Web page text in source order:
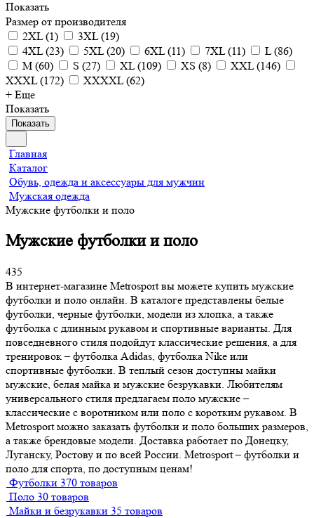
Показать
Размер от производителя
2XL(1) 3XL(19)
4XL(23) 5XL(20) 6XL(11) 7XL(11) L(86)
M (60) S (27) XL(109) XS (8) XXL(146)
XXXL(172) XXXXL(62)
+ Еще
Показать
Показать
Главная
Каталог
Обувь, одежда и аксессуары для мужчин
Мужская одежда
Мужские футболки и поло
Мужские футболки и поло
435
В интернет-магазине Metrosport вы можете купить мужские
футболки и поло онлайн. В каталоге представлены белые
футболки, черные футболки, модели из хлопка, а также
футболка с длинным рукавом и спортивные варианты. Для
повседневного стиля подойдут классические решения, а для
тренировок – футболка Adidas, футболка Nike или
спортивные футболки. В теплый сезон доступны майки
мужские, белая майка и мужские безрукавки. Любителям
универсального стиля предлагаем поло мужские –
классические с воротником или поло с коротким рукавом. В
Metrosport можно заказать футболки и поло больших размеров,
а также брендовые модели. Доставка работает по Донецку,
Луганску, Ростову и по всей России. Metrosport – футболки и
поло для спорта, по доступным ценам!
Футболки 370 товаров
Поло 30 товаров
Майки и безрукавки 35 товаров